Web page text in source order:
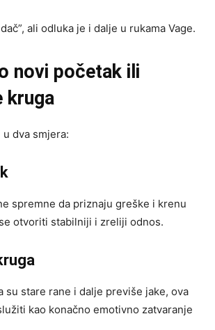
ali odluka je i dalje u rukama Vage.
novi početak ili
kruga
dva smjera:
spremne da priznaju greške i krenu
otvoriti stabilniji i zreliji odnos.
su stare rane i dalje previše jake, ova
kao konačno emotivno zatvaranje